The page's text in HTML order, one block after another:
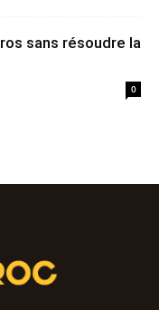
sans résoudre la
0